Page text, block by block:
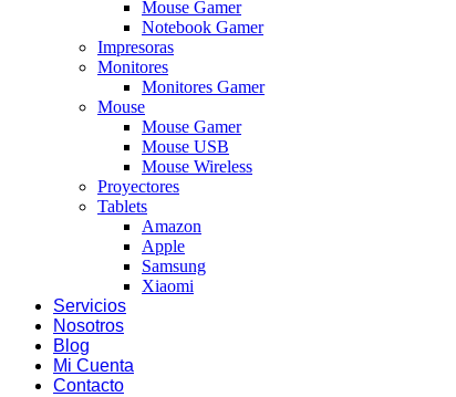
Mouse Gamer
Notebook Gamer
Impresoras
Monitores
Monitores Gamer
Mouse
Mouse Gamer
Mouse USB
Mouse Wireless
Proyectores
Tablets
Amazon
Apple
Samsung
Xiaomi
Servicios
Nosotros
Blog
Mi Cuenta
Contacto